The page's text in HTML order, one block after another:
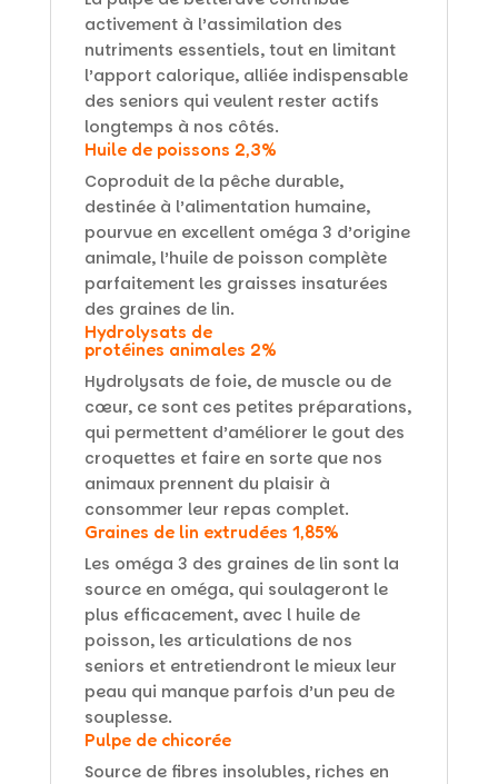
activement à l’assimilation des
nutriments essentiels, tout en limitant
l’apport calorique, alliée indispensable
des seniors qui veulent rester actifs
longtemps à nos côtés.
Huile de poissons 2,3%
Coproduit de la pêche durable,
destinée à l’alimentation humaine,
pourvue en excellent oméga 3 d’origine
animale, l’huile de poisson complète
parfaitement les graisses insaturées
des graines de lin.
Hydrolysats de
protéines animales 2%
Hydrolysats de foie, de muscle ou de
cœur, ce sont ces petites préparations,
qui permettent d’améliorer le gout des
croquettes et faire en sorte que nos
animaux prennent du plaisir à
consommer leur repas complet.
Graines de lin extrudées 1,85%
Les oméga 3 des graines de lin sont la
source en oméga, qui soulageront le
plus efficacement, avec l huile de
poisson, les articulations de nos
seniors et entretiendront le mieux leur
peau qui manque parfois d’un peu de
souplesse.
Pulpe de chicorée
Source de fibres insolubles, riches en